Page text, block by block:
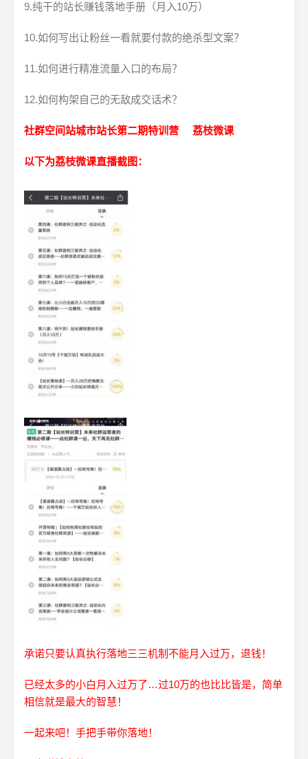
9.纯干的站长赚钱落地手册（月入10万）
10.如何写出让粉丝一看就要付款的绝杀型文案？
11.如何进行精准流量入口的布局？
12.如何构架自己的无敌成交话术？
社群空间站城市站长第二期特训营 荔枝微课
以下为荔枝微课直播截图：
承诺只要认真执行落地三三机制不能月入过万，退钱！
已经太多的小白月入过万了…过10万的也比比皆是，简单
相信就是最大的智慧！
一起来吧！手把手带你落地！